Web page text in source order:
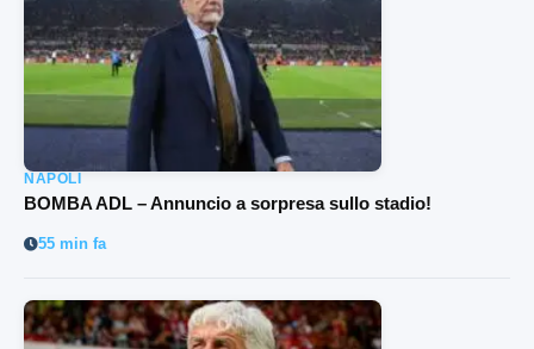
NAPOLI
BOMBA ADL – Annuncio a sorpresa sullo stadio!
55 min fa